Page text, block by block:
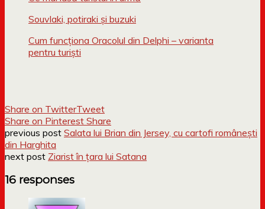
Souvlaki, potiraki și buzuki
Cum funcționa Oracolul din Delphi – varianta
pentru turiști
Share on TwitterTweet
Share on Pinterest Share
previous post Salata lui Brian din Jersey, cu cartofi românești
din Harghita
next post Ziarist în țara lui Satana
16 responses